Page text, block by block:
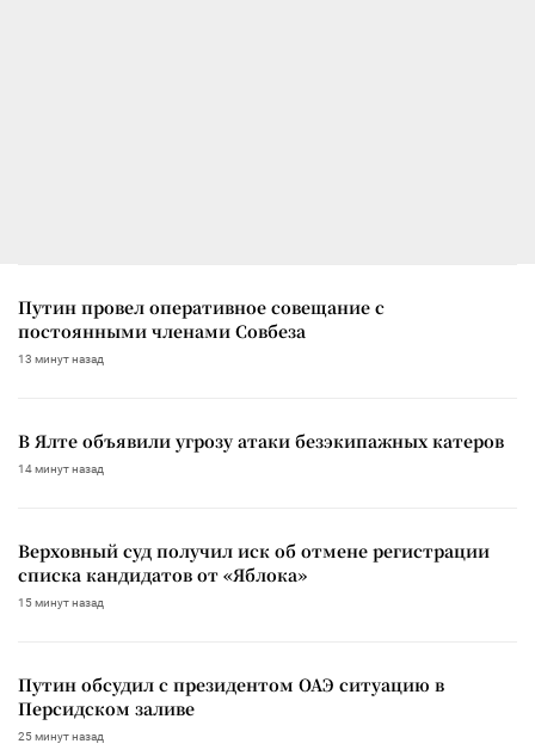
Путин провел оперативное совещание с
постоянными членами Совбеза
13 минут назад
В Ялте объявили угрозу атаки безэкипажных катеров
14 минут назад
Верховный суд получил иск об отмене регистрации
списка кандидатов от «Яблока»
15 минут назад
Путин обсудил с президентом ОАЭ ситуацию в
Персидском заливе
25 минут назад